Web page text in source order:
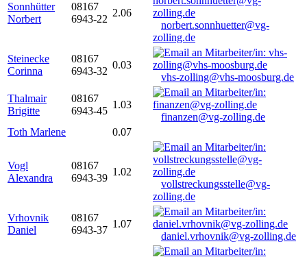
Sonnhütter
Norbert
08167
6943-22
2.06
norbert.sonnhuetter@vg-
zolling.de
Steinecke
Corinna
08167
6943-32
0.03
vhs-zolling@vhs-moosburg.de
Thalmair
Brigitte
08167
6943-45
1.03
finanzen@vg-zolling.de
Toth Marlene
0.07
Vogl
Alexandra
08167
6943-39
1.02
vollstreckungsstelle@vg-
zolling.de
Vrhovnik
Daniel
08167
6943-37
1.07
daniel.vrhovnik@vg-zolling.de